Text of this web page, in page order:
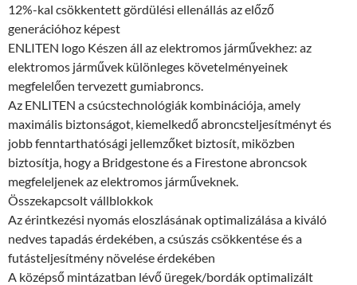
12%-kal csökkentett gördülési ellenállás az előző
generációhoz képest
ENLITEN logo Készen áll az elektromos járművekhez: az
elektromos járművek különleges követelményeinek
megfelelően tervezett gumiabroncs.
Az ENLITEN a csúcstechnológiák kombinációja, amely
maximális biztonságot, kiemelkedő abroncsteljesítményt és
jobb fenntarthatósági jellemzőket biztosít, miközben
biztosítja, hogy a Bridgestone és a Firestone abroncsok
megfeleljenek az elektromos járműveknek.
Összekapcsolt vállblokkok
Az érintkezési nyomás eloszlásának optimalizálása a kiváló
nedves tapadás érdekében, a csúszás csökkentése és a
futásteljesítmény növelése érdekében
A középső mintázatban lévő üregek/bordák optimalizált